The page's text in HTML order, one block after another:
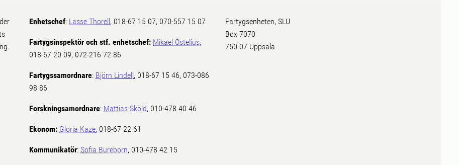
Enhetschef: Lasse Thorell , 018-67 15 07, 070-557 15 07
Fartygsinspektör och stf. enhetschef: Mikael Östelius,
018-67 20 09, 072-216 72 86
Fartygssamordnare: Björn Lindell , 018-67 15 46, 073-086
98 86
Forskningsamordnare: Mattias Sköld, 010-478 40 46
Ekonom: Gloria Kaze, 018-67 22 61
Kommunikatör:Sofia Bureborn, 010-478 42 15
Fartygsenheten, SLU
Box 7070
750 07 Uppsala